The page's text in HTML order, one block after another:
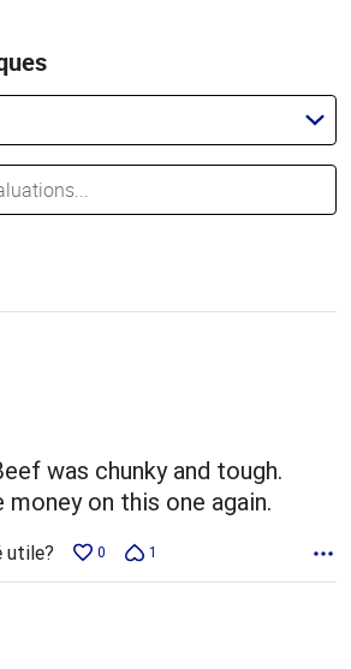
was chunky and tough.
on this one again.
utile? 0 1